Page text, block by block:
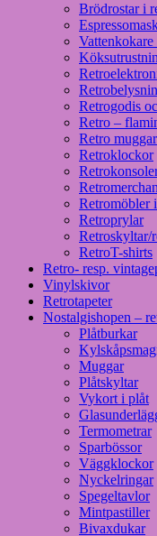
Brödrostar i
Retrogodis
Retro –
Retro muggar
Retroklockor
Retromöbler
Retroprylar
Retroskyltar/
RetroT-shirts
Retro- resp.
Vinylskivor
Retrotapeter
Nostalgishopen –
Plåtburkar
Muggar
Plåtskyltar
Vykort i plåt
Termometrar
Sparbössor
Väggklockor
Nyckelringar
Spegeltavlor
Mintpastiller
Bivaxdukar